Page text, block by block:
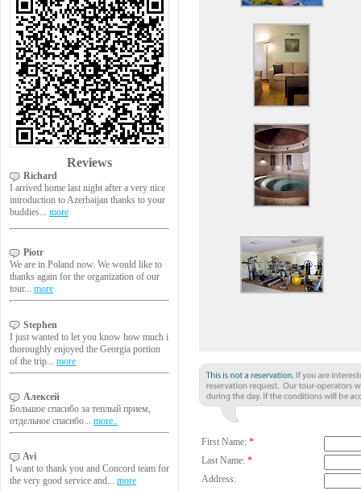
Reviews
Richard
I arrived home last night after a very nice
introduction to Azerbaijan thanks to your
buddies... more
Piotr
We are in Poland now. We would like to
thanks again for the organization of our
tour... more
Stephen
I just wanted to let you know how much i
thoroughly enjoyed the Georgia portion
of the trip... more
Алексей
Большое спасибо за теплый прием,
отдельное спасибо... more..
Avi
I want to thank you and Concord team for
the very good service and... more
First Name: *
Last Name: *
Address: